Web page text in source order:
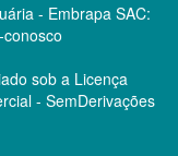
- Embrapa SAC:
sob a Licença
- SemDerivações